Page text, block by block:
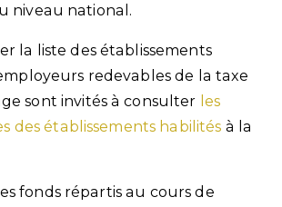
niveau national.
la liste des établissements
redevables de la taxe
sont invités à consulter les
des établissements habilités à la
fonds répartis au cours de